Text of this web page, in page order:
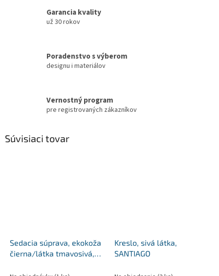
Garancia kvality
už 30 rokov
Poradenstvo s výberom
designu i materiálov
Vernostný program
pre registrovaných zákazníkov
Súvisiaci tovar
Sedacia súprava, ekokoža
čierna/látka tmavosivá,
Kreslo, sivá látka,
SANTIAGO